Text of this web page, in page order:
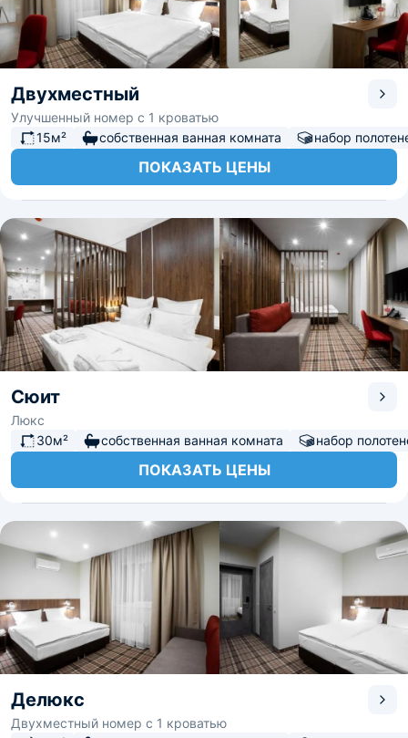
Двухместный
Улучшенный номер с 1 кроватью
15м²
собственная ванная комната набор
ПОКАЗАТЬ ЦЕНЫ
Сюит
Люкс
30м²
собственная ванная комната набор
ПОКАЗАТЬ ЦЕНЫ
Делюкс
Двухместный номер с 1 кроватью